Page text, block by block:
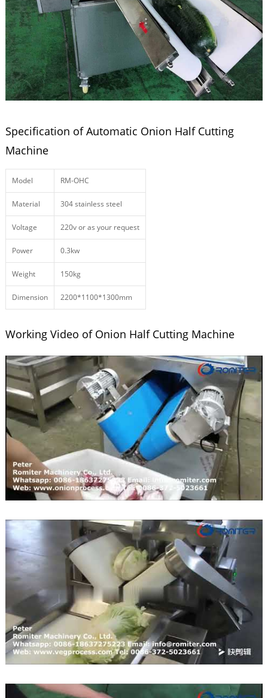
Specification of Automatic Onion Half Cutting
Machine
Model RM-OHC
Material 304 stainless steel
Voltage 220v or as your request
Power 0.3kw
Weight 150kg
Dimension 2200*1100*1300mm
Working Video of Onion Half Cutting Machine